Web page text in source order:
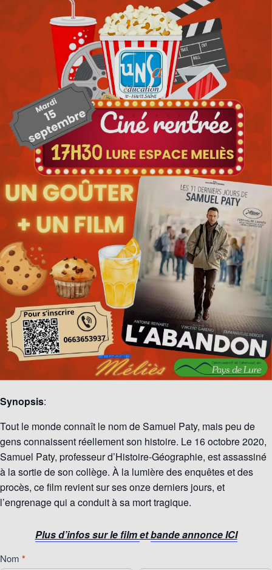
Synopsis:
Tout le monde connaît le nom de Samuel Paty, mais peu de
gens connaissent réellement son histoire. Le 16 octobre 2020,
Samuel Paty, professeur d’Histoire-Géographie, est assassiné
à la sortie de son collège. À la lumière des enquêtes et des
procès, ce film revient sur ses onze derniers jours, et
l’engrenage qui a conduit à sa mort tragique.
Plus d’infos sur le filmetbande annonce ICI
[70]
Nom *